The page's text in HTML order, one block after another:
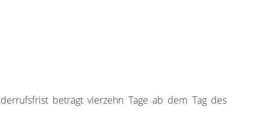
beträgt vierzehn Tage ab dem Tag des